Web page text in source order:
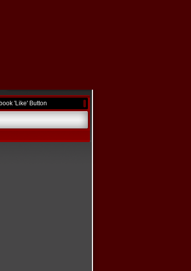
'Like' Button